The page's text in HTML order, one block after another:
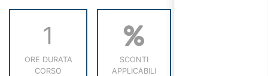
1
ORE DURATA
CORSO
SCONTI
APPLICABILI